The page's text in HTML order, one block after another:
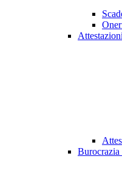
Burocrazia